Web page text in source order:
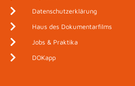
Datenschutzerklärung
Haus des Dokumentarfilms
Jobs & Praktika
DOKapp